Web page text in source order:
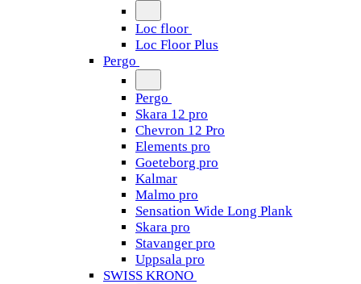
Loc floor
Loc Floor Plus
Pergo
Pergo
Skara 12 pro
Chevron 12 Pro
Elements pro
Goeteborg pro
Kalmar
Malmo pro
Sensation Wide Long Plank
Skara pro
Stavanger pro
Uppsala pro
SWISS KRONO